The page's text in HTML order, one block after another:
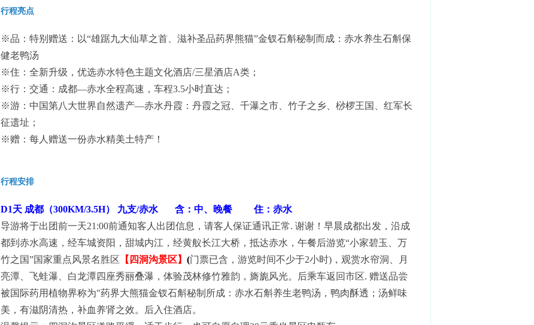
行程亮点
※品：特别赠送：以“雄踞九大仙草之首、滋补圣品药界熊猫”金钗石斛秘制而成：赤水养生石斛保
健老鸭汤
※住：全新升级，优选赤水特色主题文化酒店/三星酒店A类；
※行：交通：成都—赤水全程高速，车程3.5小时直达；
※游：中国第八大世界自然遗产—赤水丹霞：丹霞之冠、千瀑之市、竹子之乡、桫椤王国、红军长
征遗址；
※赠：每人赠送一份赤水精美土特产！
行程安排
D1天 成都（300KM/3.5H） 九支/赤水 含：中、晚餐 住：赤水
导游将于出团前一天21:00前通知客人出团信息，请客人保证通讯正常. 谢谢！早晨成都出发，沿成
都到赤水高速，经车城资阳，甜城内江，经黄舣长江大桥，抵达赤水，午餐后游览“小家碧玉、万
竹之国”国家重点风景名胜区 【四洞沟景区】 (门票已含，游览时间不少于2小时)，观赏水帘洞、月
亮潭、飞蛙瀑、白龙潭四座秀丽叠瀑，体验茂林修竹雅韵，旖旎风光。后乘车返回市区. 赠送品尝
被国际药用植物界称为"药界大熊猫金钗石斛秘制所成：赤水石斛养生老鸭汤，鸭肉酥透；汤鲜味
美，有滋阴清热，补血养肾之效。后入住酒店。